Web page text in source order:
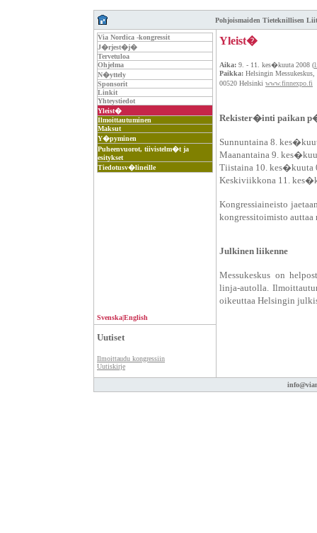
Pohjoismaiden Tieteknillisen
Via Nordica -kongressit
J�rjest�j�
Tervetuloa
Ohjelma
N�yttely
Sponsorit
Linkit
Yhteystiedot
Yleist�
Ilmoittautuminen
Maksut
Y�pyminen
Puheenvuorot, tiivistelm�t ja
esitykset
Tiedotusv�lineille
Svenska|English
Yleist�
Aika: 9. - 11. kes�kuuta 2008 (
Paikka: Helsingin
00520 Helsinki www.finnexpo.fi
Rekister�inti paikan
Sunnuntaina 8.
Maanantaina 9.
Tiistaina 10. kes�kuuta
Keskiviikkona 11.
Kongressiaineisto
kongressitoimisto
Julkinen liikenne
Messukeskus on
linja-autolla.
oikeuttaa Helsingin
Uutiset
Ilmoittaudu kongressiin
Uutiskirje